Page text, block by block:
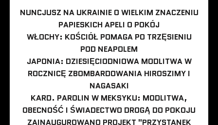
NUNCJUSZ NA UKRAINIE O WIELKIM ZNACZENIU
PAPIESKICH APELI O POKÓJ
WŁOCHY: KOŚCIÓŁ POMAGA PO TRZĘSIENIU
POD NEAPOLEM
JAPONIA: DZIESIĘCIODNIOWA MODLITWA W
ROCZNICĘ ZBOMBARDOWANIA HIROSZIMY I
NAGASAKI
KARD. PAROLIN W MEKSYKU: MODLITWA,
OBECNOŚĆ I ŚWIADECTWO DROGĄ DO POKOJU
ZAINAUGUROWANO PROJEKT "PRZYSTANEK